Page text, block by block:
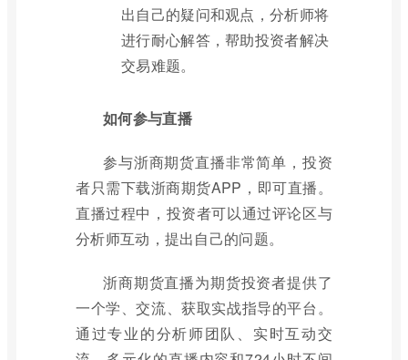
出自己的疑问和观点，分析师将
进行耐心解答，帮助投资者解决
交易难题。
如何参与直播
参与浙商期货直播非常简单，投资
者只需下载浙商期货APP，即可直播。
直播过程中，投资者可以通过评论区与
分析师互动，提出自己的问题。
浙商期货直播为期货投资者提供了
一个学、交流、获取实战指导的平台。
通过专业的分析师团队、实时互动交